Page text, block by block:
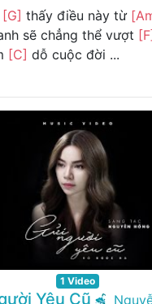
[G] thấy điều này từ
sẽ chẳng thể vượt [F]
[C] dỗ cuộc đời ...
1 Video
Yêu Cũ